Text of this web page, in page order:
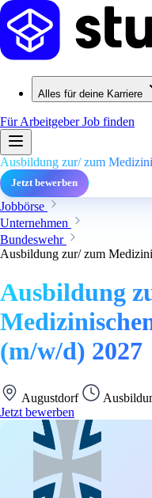
Alles für deine Karriere
Für ArbeitgeberJob finden
Ausbildung zur/ zum
Jetzt bewerben
Jobbörse
Unternehmen
Bundeswehr
Ausbildung zur/ zum
Ausbildung
(m/w/d) 2027
Augustdorf
Jetzt bewerben